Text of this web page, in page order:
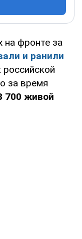
на фронте за
и ранили
российской
за время
700 живой